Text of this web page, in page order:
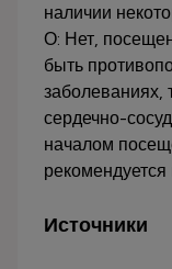
наличии
О: Нет,
быть
заболеваниях,
сердечно-
началом
рекомендуется
Источники